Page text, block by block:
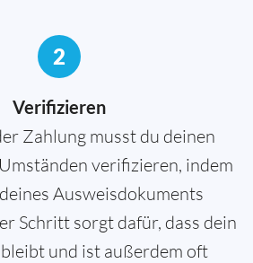
2
Verifizieren
Zahlung musst du deinen
verifizieren, indem
Ausweisdokuments
Schritt sorgt dafür, dass dein
und ist außerdem oft